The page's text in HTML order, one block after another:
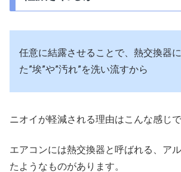
任意に結露させることで、熱交換器
た”埃”や”汚れ”を洗い流すから
ニオイが軽減される理由はこんな感じで
エアコンには熱交換器と呼ばれる、ア
たようなものがあります。